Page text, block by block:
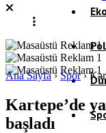
Ana Sayfa› Spor›
Kartepe’de
başladı